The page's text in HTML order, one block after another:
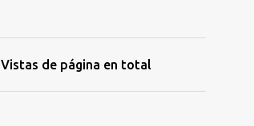
Vistas de página en total